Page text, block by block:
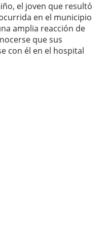
el joven que resultó
en el municipio
amplia reacción de
que sus
con él en el hospital